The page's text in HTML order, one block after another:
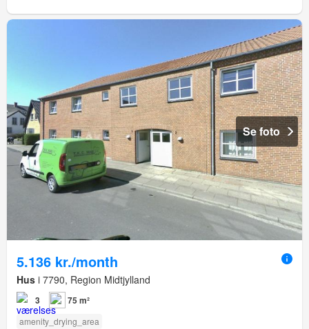
Se foto
5.136 kr./month
Hus i 7790, Region Midtjylland
3 75 m²
amenity_drying_area